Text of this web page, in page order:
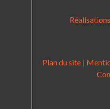
Plan du site |